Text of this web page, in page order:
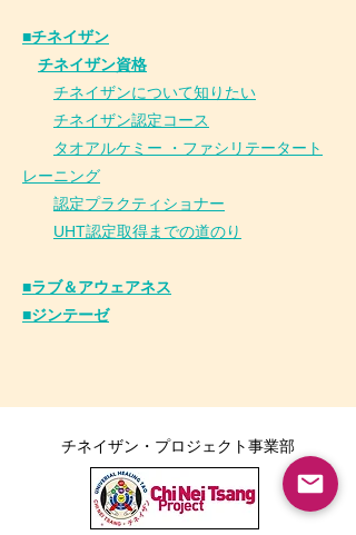
■チネイザン
チネイザン資格
チネイザンについて知りたい
チネイザン認定コース
タオアルケミー ・ファシリテータート
レーニング
認定プラクティショナー
UHT認定取得までの道のり
■ラブ＆アウェアネス
■ジンテーゼ
チネイザン・プロジェクト事業部